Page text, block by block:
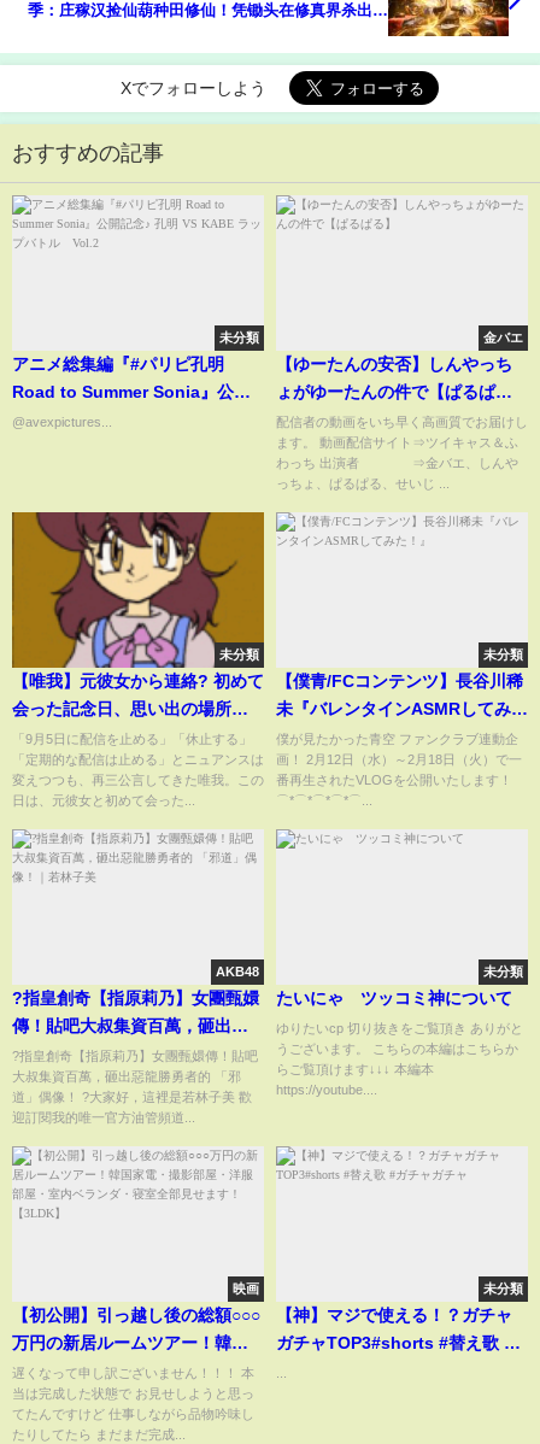
季：庄稼汉捡仙葫种田修仙！凭锄头在修真界杀出通
Xでフォローしよう
おすすめの記事
未分類
アニメ総集編『#パリピ孔明
Road to Summer Sonia』公開
記念♪ 孔明 VS KABE ラップバト
@avexpictures...
金バエ
【ゆーたんの安否】しんやっち
ょがゆーたんの件で【ぱるぱ
る】
配信者の動画をいち早く高画質でお届けし
ます。 動画配信サイト⇒ツイキャス＆ふ
わっち 出演者 ⇒金バエ、しんや
っちょ、ぱるぱる、せいじ ...
未分類
【唯我】元彼女から連絡? 初めて
会った記念日、思い出の場所で
待つ
「9月5日に配信を止める」「休止する」
「定期的な配信は止める」とニュアンスは
変えつつも、再三公言してきた唯我。この
日は、元彼女と初めて会った...
未分類
【僕青/FCコンテンツ】長谷川稀
未『バレンタインASMRしてみ
た！』
僕が見たかった青空 ファンクラブ連動企
画！ 2月12日（水）～2月18日（火）で一
番再生されたVLOGを公開いたします！
⌒*⌒*⌒*⌒*⌒...
AKB48
?指皇創奇【指原莉乃】女團甄嬛
傳！貼吧大叔集資百萬，砸出惡
龍勝勇者的 「邪道」偶像！｜若
林子美
?指皇創奇【指原莉乃】女團甄嬛傳！貼吧
大叔集資百萬，砸出惡龍勝勇者的 「邪
道」偶像！ ?大家好，這裡是若林子美 歡
迎訂閱我的唯一官方油管頻道...
未分類
たいにゃ ツッコミ神について
ゆりたいcp 切り抜きをご覧頂き ありがと
うございます。 こちらの本編はこちらか
らご覧頂けます↓↓↓ 本編本
https://youtube....
映画
【初公開】引っ越し後の総額○○○
万円の新居ルームツアー！韓国
家電・撮影部屋・洋服部屋・室
内ベランダ・寝室全部見せま
す！【3LDK】
遅くなって申し訳ございません！！！ 本
当は完成した状態で お見せしようと思っ
てたんですけど 仕事しながら品物吟味し
たりしてたら まだまだ完成...
未分類
【神】マジで使える！？ガチャ
ガチャTOP3#shorts #替え歌 #